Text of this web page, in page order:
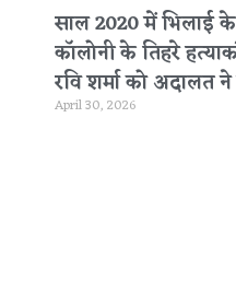
साल 2020 में भिलाई
कॉलोनी के तिहरे
रवि शर्मा को अदालत
April 30, 2026